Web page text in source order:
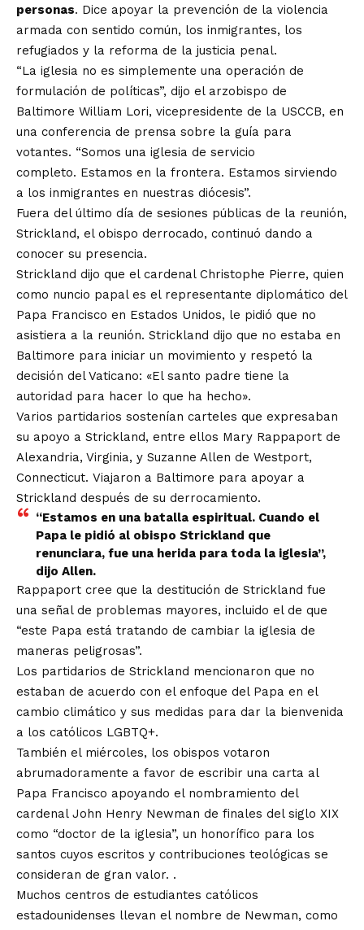
personas. Dice apoyar la prevención de la violencia
armada con sentido común, los inmigrantes, los
refugiados y la reforma de la justicia penal.
“La iglesia no es simplemente una operación de
formulación de políticas”, dijo el arzobispo de
Baltimore William Lori, vicepresidente de la USCCB, en
una conferencia de prensa sobre la guía para
votantes. “Somos una iglesia de servicio
completo. Estamos en la frontera. Estamos sirviendo
a los inmigrantes en nuestras diócesis”.
Fuera del último día de sesiones públicas de la reunión,
Strickland, el obispo derrocado, continuó dando a
conocer su presencia.
Strickland dijo que el cardenal Christophe Pierre, quien
como nuncio papal es el representante diplomático del
Papa Francisco en Estados Unidos, le pidió que no
asistiera a la reunión. Strickland dijo que no estaba en
Baltimore para iniciar un movimiento y respetó la
decisión del Vaticano: «El santo padre tiene la
autoridad para hacer lo que ha hecho».
Varios partidarios sostenían carteles que expresaban
su apoyo a Strickland, entre ellos Mary Rappaport de
Alexandria, Virginia, y Suzanne Allen de Westport,
Connecticut. Viajaron a Baltimore para apoyar a
Strickland después de su derrocamiento.
“Estamos en una batalla espiritual. Cuando el
Papa le pidió al obispo Strickland que
renunciara, fue una herida para toda la iglesia”,
dijo Allen.
Rappaport cree que la destitución de Strickland fue
una señal de problemas mayores, incluido el de que
“este Papa está tratando de cambiar la iglesia de
maneras peligrosas”.
Los partidarios de Strickland mencionaron que no
estaban de acuerdo con el enfoque del Papa en el
cambio climático y sus medidas para dar la bienvenida
a los católicos LGBTQ+.
También el miércoles, los obispos votaron
abrumadoramente a favor de escribir una carta al
Papa Francisco apoyando el nombramiento del
cardenal John Henry Newman de finales del siglo XIX
como “doctor de la iglesia”, un honorífico para los
santos cuyos escritos y contribuciones teológicas se
consideran de gran valor. .
Muchos centros de estudiantes católicos
estadounidenses llevan el nombre de Newman, como